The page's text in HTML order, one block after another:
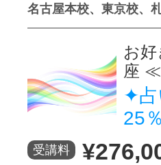
名古屋本校、東京校、
お
座
✦
25
受講料